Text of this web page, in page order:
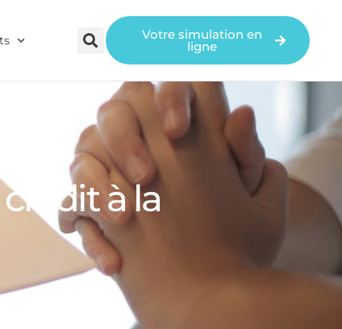
Votre simulation en
ligne
à la